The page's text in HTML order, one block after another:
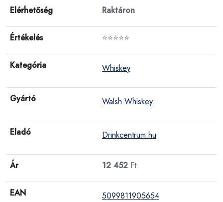
Elérhetőség Raktáron
Értékelés ⭐⭐⭐⭐⭐
Kategória Whiskey
Gyártó Walsh Whiskey
Eladó Drinkcentrum.hu
Ár 12 452 Ft
EAN 5099811905654